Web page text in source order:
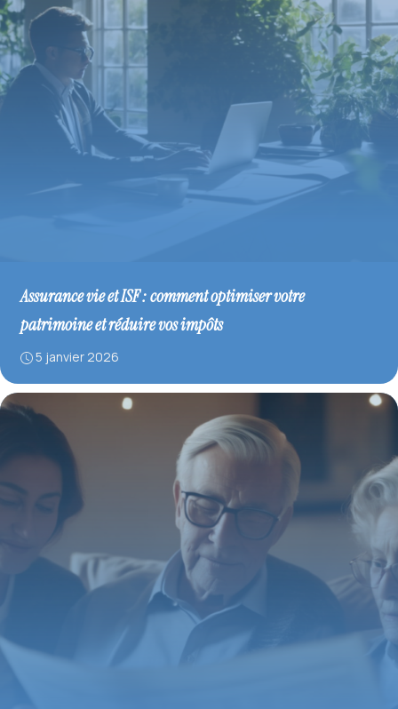
Assurance vie et ISF : comment optimiser votre
patrimoine et réduire vos impôts
5 janvier 2026